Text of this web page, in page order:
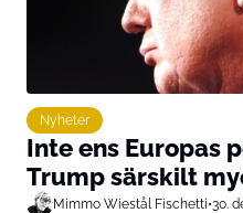
Nyheter
Inte ens Europas
Trump särskilt
Mimmo Wiestål Fischetti•30.